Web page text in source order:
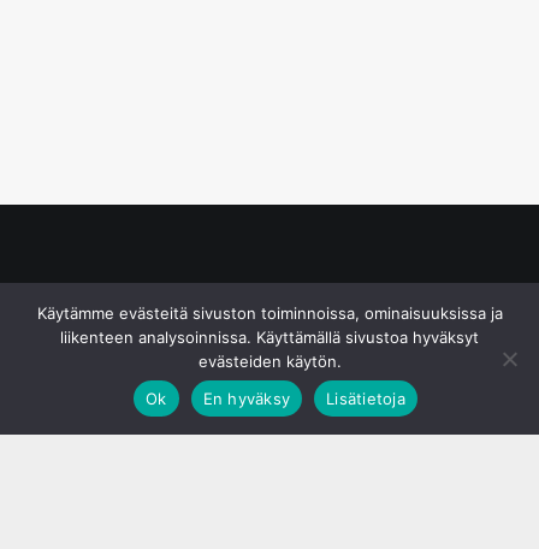
Käytämme evästeitä sivuston toiminnoissa, ominaisuuksissa ja
liikenteen analysoinnissa. Käyttämällä sivustoa hyväksyt
evästeiden käytön.
Ok
En hyväksy Lisätietoja